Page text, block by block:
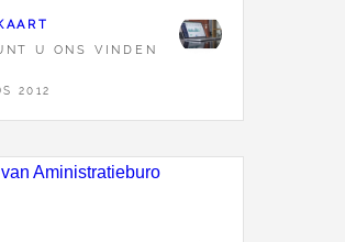
U ONS VINDEN
2012